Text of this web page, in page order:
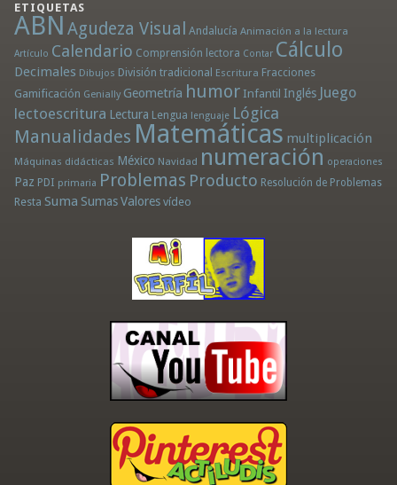
ETIQUETAS
ABN Agudeza Visual Andalucía Animación a la lectura
Artículo Calendario Comprensión lectora Contar Cálculo
Decimales Dibujos División tradicional Escritura Fracciones
Gamificación Genially Geometría humor Infantil Inglés Juego
lectoescritura Lectura Lengua lenguaje Lógica
Manualidades Matemáticas multiplicación
Máquinas didácticas México Navidad numeración operaciones
Paz PDI primaria Problemas Producto Resolución de Problemas
Resta Suma Sumas Valores vídeo